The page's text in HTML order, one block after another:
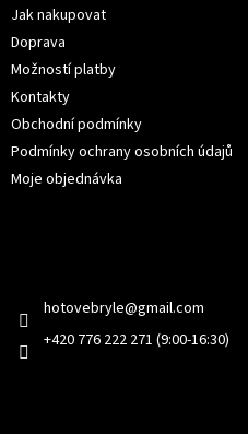
Jak nakupovat
Doprava
Možností platby
Kontakty
Obchodní podmínky
Podmínky ochrany osobních údajů
Moje objednávka
hotovebryle@gmail.com
+420 776 222 271 (9:00-16:30)